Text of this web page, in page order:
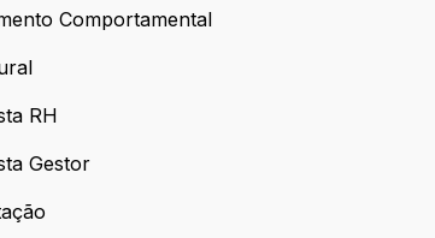
Comportamental
Comportamental
RH
RH
Gestor
Gestor